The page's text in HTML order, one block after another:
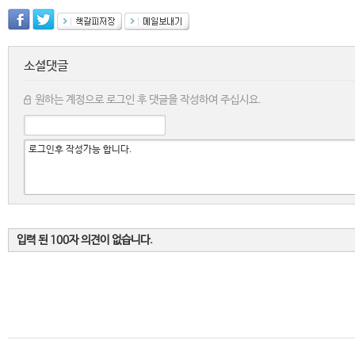
소셜댓글
원하는 계정으로 로그인 후 댓글을 작성하여 주십시요.
입력 된 100자 의견이 없습니다.